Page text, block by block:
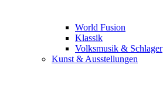
World Fusion
Klassik
Volksmusik & Schlager
Kunst & Ausstellungen